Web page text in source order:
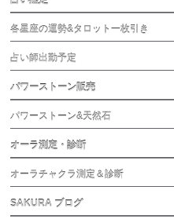
各星座の運勢&タロット一枚引き
占い師出勤予定
パワーストーン販売
パワーストーン&天然石
オーラ測定・診断
オーラチャクラ測定＆診断
SAKURA ブログ